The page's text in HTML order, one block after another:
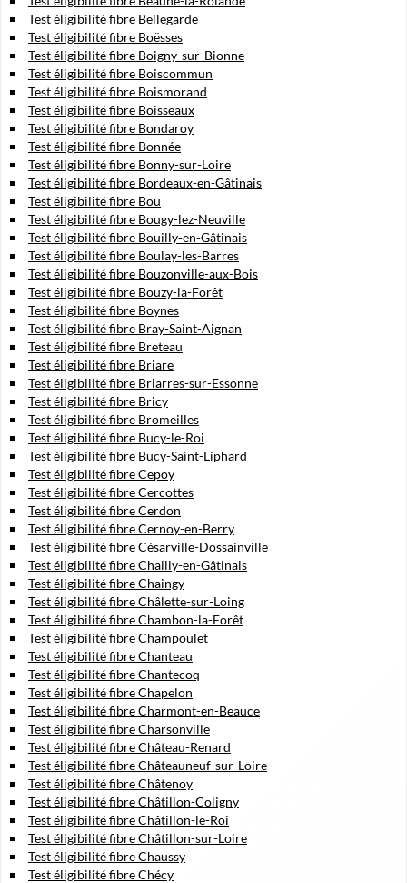
Test éligibilité fibre Bellegarde
Test éligibilité fibre Boësses
Test éligibilité fibre Boigny-sur-Bionne
Test éligibilité fibre Boiscommun
Test éligibilité fibre Boismorand
Test éligibilité fibre Boisseaux
Test éligibilité fibre Bondaroy
Test éligibilité fibre Bonnée
Test éligibilité fibre Bonny-sur-Loire
Test éligibilité fibre Bordeaux-en-Gâtinais
Test éligibilité fibre Bou
Test éligibilité fibre Bougy-lez-Neuville
Test éligibilité fibre Bouilly-en-Gâtinais
Test éligibilité fibre Boulay-les-Barres
Test éligibilité fibre Bouzonville-aux-Bois
Test éligibilité fibre Bouzy-la-Forêt
Test éligibilité fibre Boynes
Test éligibilité fibre Bray-Saint-Aignan
Test éligibilité fibre Breteau
Test éligibilité fibre Briare
Test éligibilité fibre Briarres-sur-Essonne
Test éligibilité fibre Bricy
Test éligibilité fibre Bromeilles
Test éligibilité fibre Bucy-le-Roi
Test éligibilité fibre Bucy-Saint-Liphard
Test éligibilité fibre Cepoy
Test éligibilité fibre Cercottes
Test éligibilité fibre Cerdon
Test éligibilité fibre Cernoy-en-Berry
Test éligibilité fibre Césarville-Dossainville
Test éligibilité fibre Chailly-en-Gâtinais
Test éligibilité fibre Chaingy
Test éligibilité fibre Châlette-sur-Loing
Test éligibilité fibre Chambon-la-Forêt
Test éligibilité fibre Champoulet
Test éligibilité fibre Chanteau
Test éligibilité fibre Chantecoq
Test éligibilité fibre Chapelon
Test éligibilité fibre Charmont-en-Beauce
Test éligibilité fibre Charsonville
Test éligibilité fibre Château-Renard
Test éligibilité fibre Châteauneuf-sur-Loire
Test éligibilité fibre Châtenoy
Test éligibilité fibre Châtillon-Coligny
Test éligibilité fibre Châtillon-le-Roi
Test éligibilité fibre Châtillon-sur-Loire
Test éligibilité fibre Chaussy
Test éligibilité fibre Chécy